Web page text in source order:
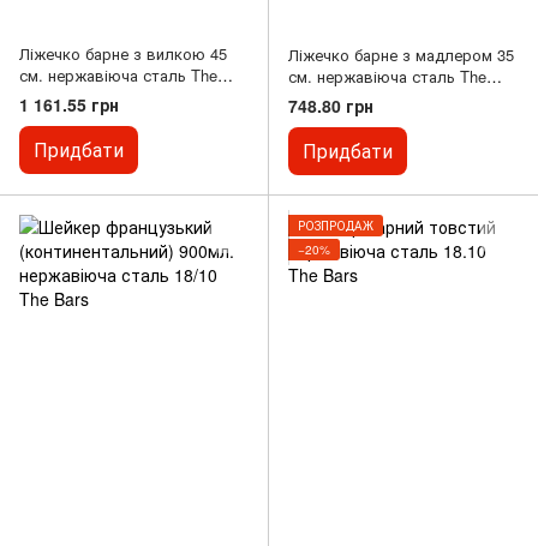
Ліжечко барне з вилкою 45
см. нержавіюча сталь The
Bars
1 161.55 грн
Придбати
Ліжечко барне з мадлером 35
см. нержавіюча сталь The
Bars
748.80 грн
Придбати
РОЗПРОДАЖ
−20%